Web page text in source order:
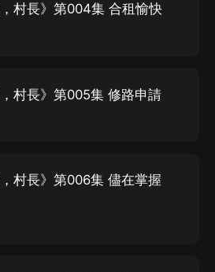
，村長》第004集 合租愉快
，村長》第005集 修路申請
，村長》第006集 儘在掌握